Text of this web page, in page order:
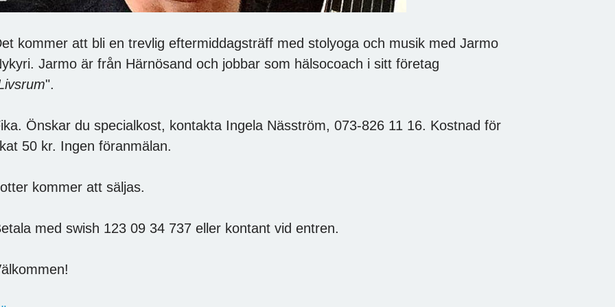
kommer att bli en trevlig eftermiddagsträff med stolyoga och musik med Jarmo
Jarmo är från Härnösand och jobbar som hälsocoach i sitt företag
".
Önskar du specialkost, kontakta Ingela Näsström, 073-826 11 16. Kostnad för
50 kr. Ingen föranmälan.
kommer att säljas.
med swish 123 09 34 737 eller kontant vid entren.